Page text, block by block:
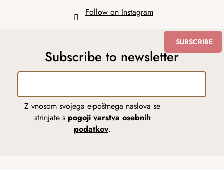
Follow on Instagram
Subscribe to newsletter
Z vnosom svojega e-poštnega naslova se
strinjate s pogoji varstva osebnih
podatkov.
SUBSCRIBE